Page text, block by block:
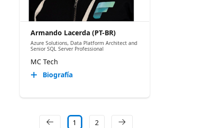
Armando Lacerda (PT-BR)
Azure Solutions, Data Platform Architect and
Senior SQL Server Professional
MC Tech
Biografía
1 2